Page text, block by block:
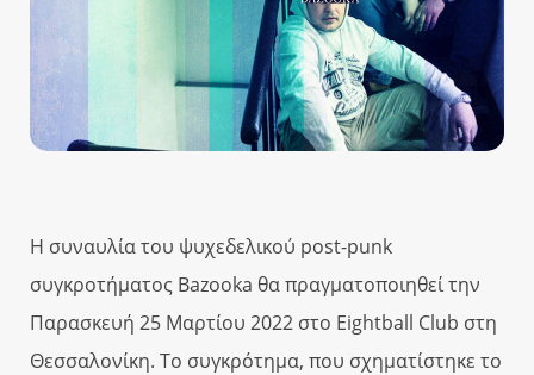
Η συναυλία του ψυχεδελικού post-punk
συγκροτήματος Bazooka θα πραγματοποιηθεί την
Παρασκευή 25 Μαρτίου 2022 στο Eightball Club στη
Θεσσαλονίκη. Το συγκρότημα, που σχηματίστηκε το